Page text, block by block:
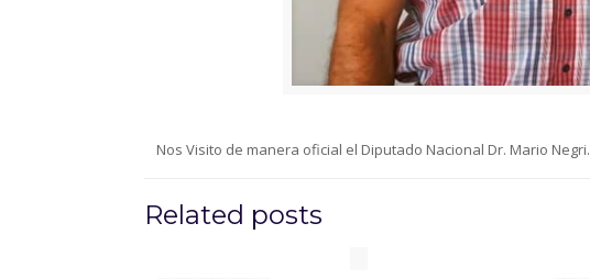
Nos Visito de manera oficial el Diputado Nacional Dr. Mario Negri.
Related posts